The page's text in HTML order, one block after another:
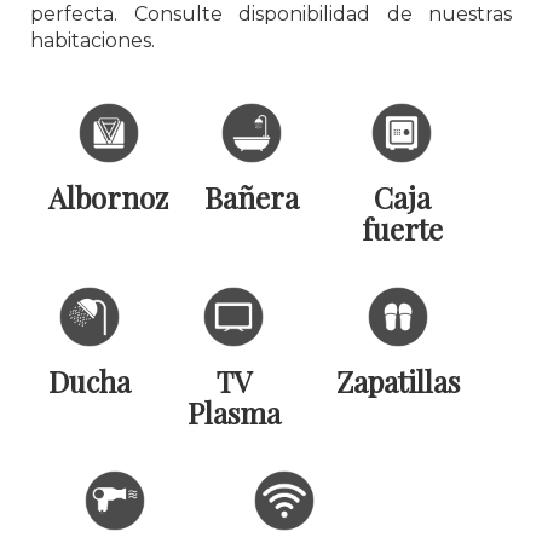
perfecta. Consulte disponibilidad de nuestras
habitaciones.
Albornoz Bañera
Caja
fuerte
Ducha
TV
Plasma
Zapatillas